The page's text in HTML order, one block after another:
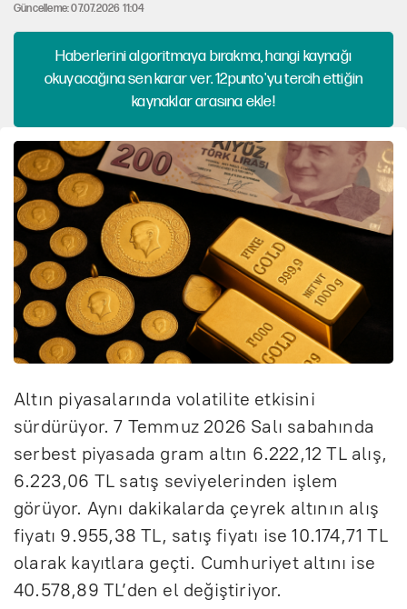
Güncelleme: 07.07.2026 11:04
Haberlerini algoritmaya bırakma, hangi kaynağı
okuyacağına sen karar ver. 12punto'yu tercih ettiğin
kaynaklar arasına ekle!
Altın piyasalarında volatilite etkisini
sürdürüyor. 7 Temmuz 2026 Salı sabahında
serbest piyasada gram altın 6.222,12 TL alış,
6.223,06 TL satış seviyelerinden işlem
görüyor. Aynı dakikalarda çeyrek altının alış
fiyatı 9.955,38 TL, satış fiyatı ise 10.174,71 TL
olarak kayıtlara geçti. Cumhuriyet altını ise
40.578,89 TL’den el değiştiriyor.